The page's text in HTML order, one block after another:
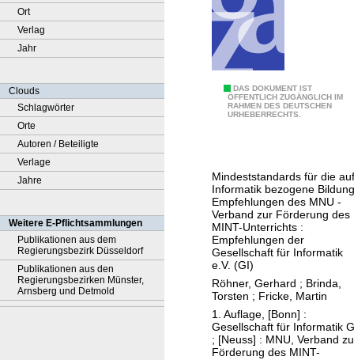
Ort
Verlag
Jahr
Clouds
Schlagwörter
Orte
Autoren / Beteiligte
Verlage
Jahre
Weitere E-Pflichtsammlungen
Publikationen aus dem
Regierungsbezirk Düsseldorf
Publikationen aus den
Regierungsbezirken Münster,
Arnsberg und Detmold
DAS DOKUMENT IST
ÖFFENTLICH ZUGÄNGLICH IM
RAHMEN DES DEUTSCHEN
URHEBERRECHTS.
G
n
s
a
m
e
r
R
e
f
e
Mindeststandards für die auf
Informatik bezogene
Empfehlungen des MNU -
Verband zur Förderung des
MINT-Unterrichts :
Empfehlungen der
Gesellschaft für Informatik
e.V. (GI)
Röhner, Gerhard ; Brinda,
Torsten ; Fricke, Martin
1. Auflage, [Bonn] :
Gesellschaft für Informatik
; [Neuss] : MNU, Verband
Förderung des MINT-